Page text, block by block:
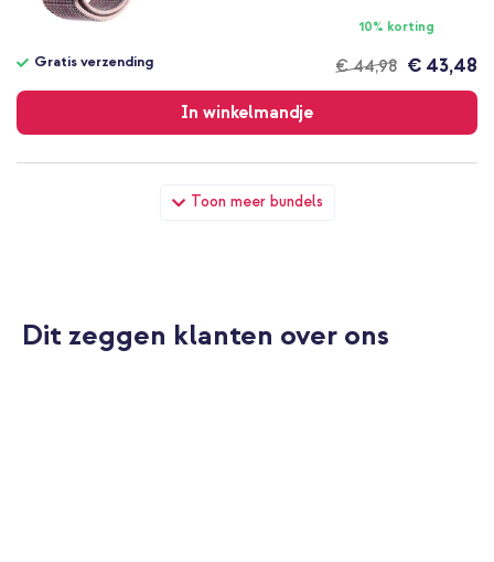
Toon meer bundels
10% korting
€ 44,98
Gratis verzending € 43,48
In winkelmandje
verzending
Apple Sport Loop band Apple Watch | 38/40/41/42 mm -
Elderberry + Full Cover Hardcase Apple Watch 4 / 5 / 6 / SE - 40
Dit zeggen klanten over ons